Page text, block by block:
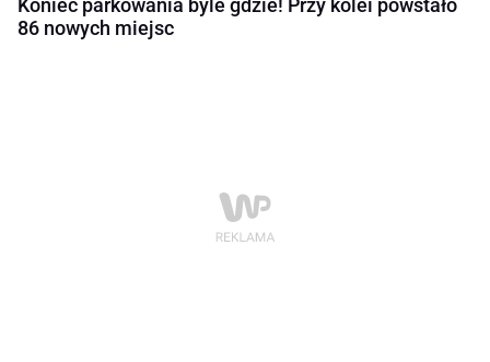
Koniec parkowania byle gdzie! Przy kolei powstało
86 nowych miejsc